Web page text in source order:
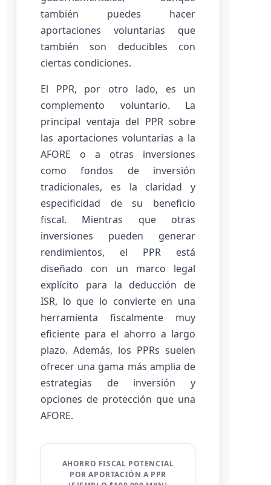
también puedes hacer
aportaciones voluntarias que
también son deducibles con
ciertas condiciones.
El PPR, por otro lado, es un
complemento voluntario. La
principal ventaja del PPR sobre
las aportaciones voluntarias a la
AFORE o a otras inversiones
como fondos de inversión
tradicionales, es la claridad y
especificidad de su beneficio
fiscal. Mientras que otras
inversiones pueden generar
rendimientos, el PPR está
diseñado con un marco legal
explícito para la deducción de
ISR, lo que lo convierte en una
herramienta fiscalmente muy
eficiente para el ahorro a largo
plazo. Además, los PPRs suelen
ofrecer una gama más amplia de
estrategias de inversión y
opciones de protección que una
AFORE.
AHORRO FISCAL POTENCIAL
POR APORTACIÓN A PPR